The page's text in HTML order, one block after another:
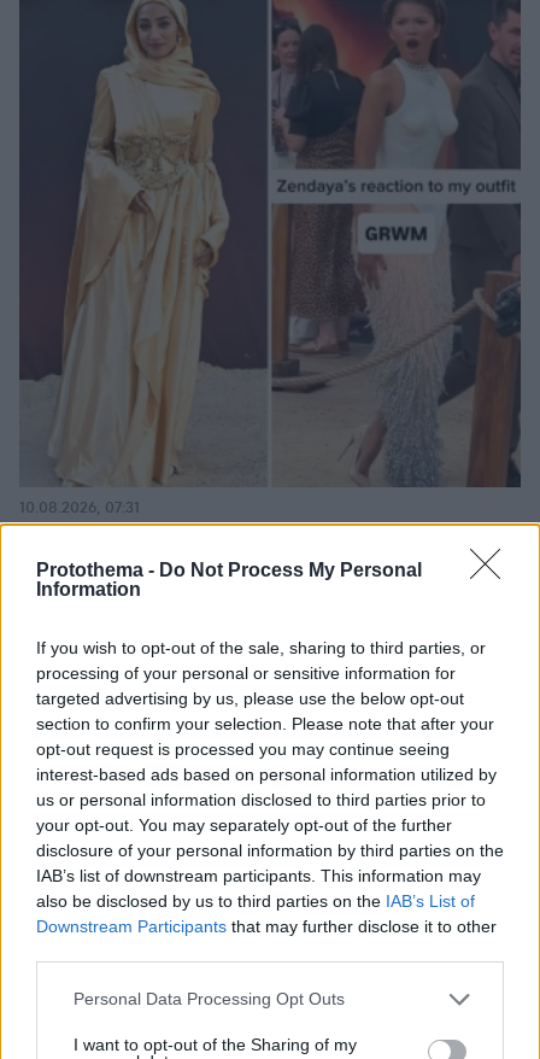
Protothema - Do Not Process My Personal
Information
If you wish to opt-out of the sale, sharing to third parties, or
processing of your personal or sensitive information for
targeted advertising by us, please use the below opt-out
section to confirm your selection. Please note that after your
opt-out request is processed you may continue seeing
interest-based ads based on personal information utilized by
us or personal information disclosed to third parties prior to
your opt-out. You may separately opt-out of the further
disclosure of your personal information by third parties on the
IAB’s list of downstream participants. This information may
also be disclosed by us to third parties on the IAB’s List of
Downstream Participants that may further disclose it to other
Please note that this website/app uses one or more Google
not limited to your visit or usage behaviour. You may click to
Personal Data Processing Opt Outs
I want to opt-out of the Sharing of my
μείνει με το στόμα ανοιχτό στο κόκκινο χαλί
10.08.2026, 07:31
Loaded:
100.00%
Μάχη με τη φωτιά στον Κουβαρά
Αττικής: Εκκενώθηκε ο Άγιος
Στυλιανός, στις φλόγες εργοστάσιο,
κάηκαν κτηνοτροφικές μονάδες
πριν μία ώρα 28
Καρυστιανού: Θα υπάρξουν νομικές
συνέπειες για όσους δεν εξηγήσουν
αυτά τα προσβλητικά που λένε για την
Ελπίδα
Η 24χρονη αριστούχος της Ιατρικής